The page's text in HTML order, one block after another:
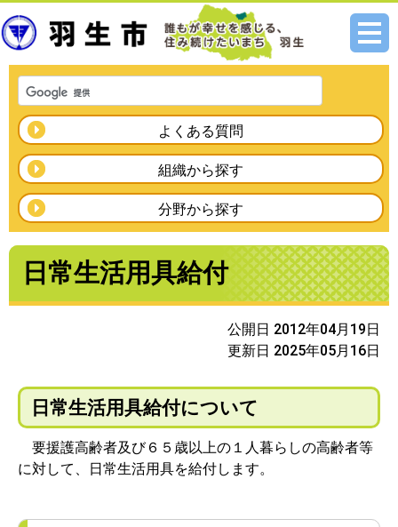
メニ
よくある質問
組織から探す
分野から探す
日常生活用具給付
公開日 2012年04月19日
更新日 2025年05月16日
日常生活用具給付について
要援護高齢者及び６５歳以上の１人暮らしの高齢者等
に対して、日常生活用具を給付します。